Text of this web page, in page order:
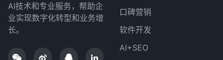
AI技术和专业服务，帮助企
业实现数字化转型和业务增
长。
口碑营销
软件开发
AI+SEO